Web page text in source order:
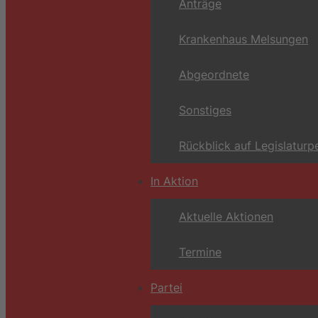
Anträge
Krankenhaus Melsungen
Abgeordnete
Sonstiges
Rückblick auf
In Aktion
Aktuelle Aktionen
Termine
Partei